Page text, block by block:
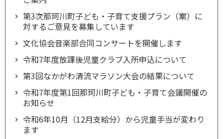
第3次那珂川町子ども・子育て支援プラン（案）に
対するご意見を募集しています
文化協会音楽部合同コンサートを開催します
令和7年度放課後児童クラブ入所申込について
第3回なかがわ清流マラソン大会の結果について
令和7年度第1回那珂川町子ども・子育て会議開催の
お知らせ
令和6年10月（12月支給分）から児童手当が変わり
ます